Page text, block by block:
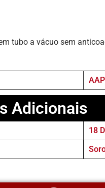
tubo a vácuo sem
Adicionais
18